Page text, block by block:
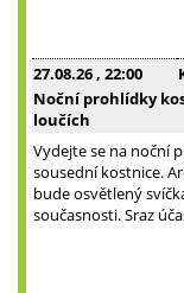
27.08.26 , 22:00
Noční prohlídky
loučích
Vydejte se na noční
sousední kostnice.
bude osvětlený
současnosti. Sraz